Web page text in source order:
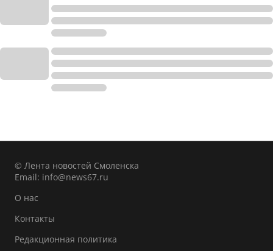
© Лента новостей Смоленска
Email: info@news67.ru
О нас
Контакты
Редакционная политика